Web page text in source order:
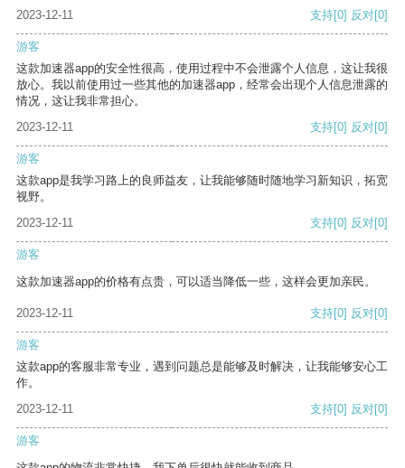
2023-12-11 支持[0] 反对[0]
游客
这款加速器app的安全性很高，使用过程中不会泄露个人信息，这让我很
放心。我以前使用过一些其他的加速器app，经常会出现个人信息泄露的
情况，这让我非常担心。
2023-12-11
支持[0] 反对[0]
游客
这款app是我学习路上的良师益友，让我能够随时随地学习新知识，拓宽
视野。
2023-12-11
支持[0] 反对[0]
游客
这款加速器app的价格有点贵，可以适当降低一些，这样会更加亲民。
2023-12-11 支持[0] 反对[0]
游客
这款app的客服非常专业，遇到问题总是能够及时解决，让我能够安心工
作。
2023-12-11
支持[0] 反对[0]
游客